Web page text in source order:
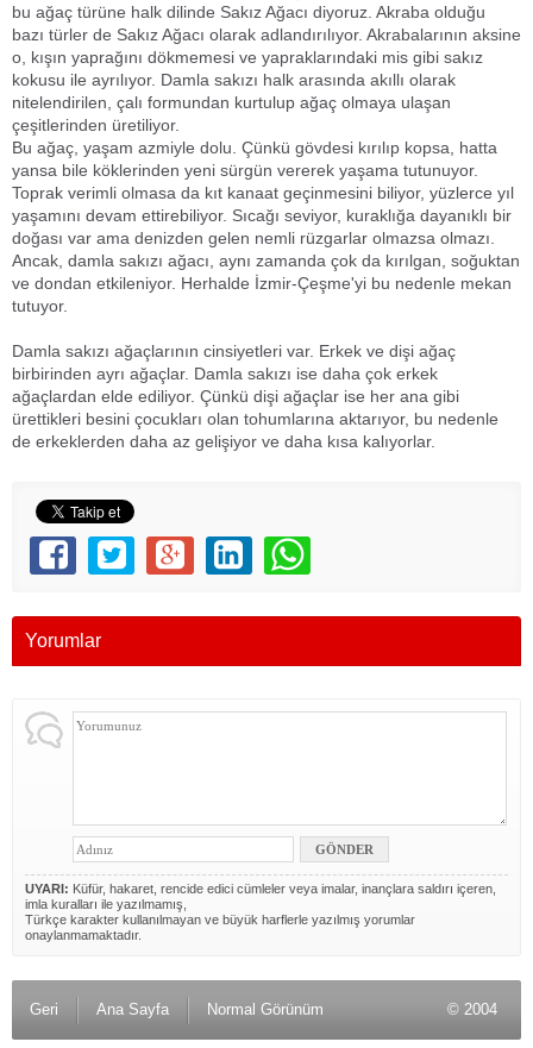
bu ağaç türüne halk dilinde Sakız Ağacı diyoruz. Akraba olduğu
bazı türler de Sakız Ağacı olarak adlandırılıyor. Akrabalarının aksine
o, kışın yaprağını dökmemesi ve yapraklarındaki mis gibi sakız
kokusu ile ayrılıyor. Damla sakızı halk arasında akıllı olarak
nitelendirilen, çalı formundan kurtulup ağaç olmaya ulaşan
çeşitlerinden üretiliyor.
Bu ağaç, yaşam azmiyle dolu. Çünkü gövdesi kırılıp kopsa, hatta
yansa bile köklerinden yeni sürgün vererek yaşama tutunuyor.
Toprak verimli olmasa da kıt kanaat geçinmesini biliyor, yüzlerce yıl
yaşamını devam ettirebiliyor. Sıcağı seviyor, kuraklığa dayanıklı bir
doğası var ama denizden gelen nemli rüzgarlar olmazsa olmazı.
Ancak, damla sakızı ağacı, aynı zamanda çok da kırılgan, soğuktan
ve dondan etkileniyor. Herhalde İzmir-Çeşme'yi bu nedenle mekan
tutuyor.
Damla sakızı ağaçlarının cinsiyetleri var. Erkek ve dişi ağaç
birbirinden ayrı ağaçlar. Damla sakızı ise daha çok erkek
ağaçlardan elde ediliyor. Çünkü dişi ağaçlar ise her ana gibi
ürettikleri besini çocukları olan tohumlarına aktarıyor, bu nedenle
de erkeklerden daha az gelişiyor ve daha kısa kalıyorlar.
Yorumlar
UYARI: Küfür, hakaret, rencide edici cümleler veya imalar, inançlara saldırı içeren,
imla kuralları ile yazılmamış,
Türkçe karakter kullanılmayan ve büyük harflerle yazılmış yorumlar
onaylanmamaktadır.
Geri Ana Sayfa Normal Görünüm © 2004